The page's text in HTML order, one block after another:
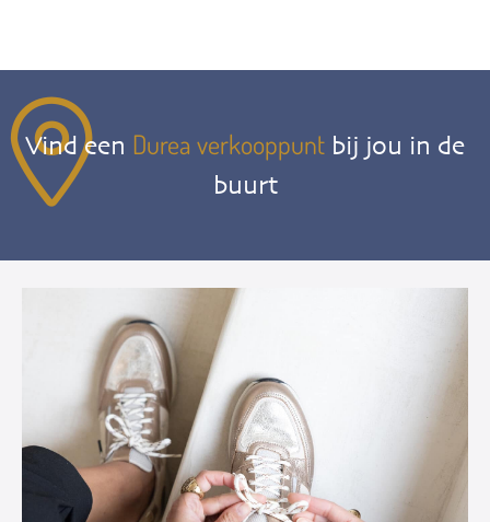
Vind een Durea verkooppunt bij jou in de
buurt